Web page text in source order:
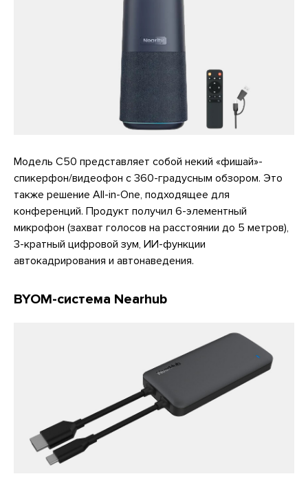
Модель C50 представляет собой некий «фишай»-
спикерфон/видеофон с 360-градусным обзором. Это
также решение All-in-Оne, подходящее для
конференций. Продукт получил 6-элементный
микрофон (захват голосов на расстоянии до 5 метров),
3-кратный цифровой зум, ИИ-функции
автокадрирования и автонаведения.
BYOM-система Nearhub